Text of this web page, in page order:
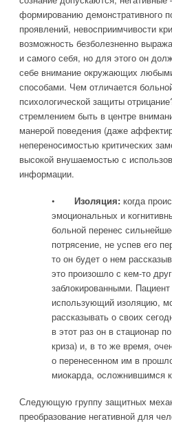
формированию демонстративного
проявлений, невосприимчивости
возможность безболезненно
и самого себя, но для этого он
себе внимание окружающих
способами. Чем отличается
психологической защиты
стремлением быть в центре
манерой поведения (даже
непереносимостью критических
высокой внушаемостью с
информации.
•Изоляция: когда
эмоциональных и
больной перенес
потрясение, не успев его
то он будет о нем
это произошло с кем-то
заблокированными.
использующий изоляцию,
рассказывать о своих
в этот раз он в стационар
криза) и, в то же время,
о перенесенном им в
миокарда, осложнившимся
Следующую группу защитных
преобразование негативной для